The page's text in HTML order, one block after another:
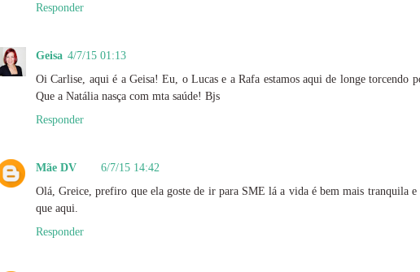
Responder
Geisa 4/7/15 01:13
Oi Carlise, aqui é a Geisa! Eu, o Lucas e a Rafa estamos aqui de longe torcendo
Que a Natália nasça com mta saúde! Bjs
Responder
Mãe DV
6/7/15 14:42
Olá, Greice, prefiro que ela goste de ir para SME lá a vida é bem mais tranquila e
que aqui.
Responder